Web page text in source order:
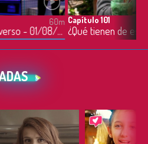
Colombia un país lindo y diverso - 01/08/2022
60m Capítulo 101